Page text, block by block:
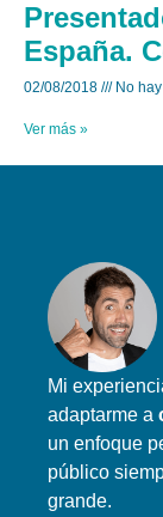
España.
02/08/2018 No hay
Ver más »
Mi
adaptarme a
un enfoque
público
grande.